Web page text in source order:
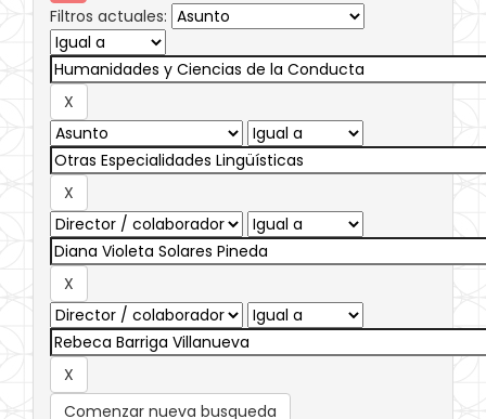
Filtros actuales:
Comenzar nueva busqueda